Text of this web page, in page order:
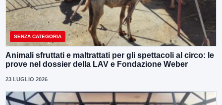
SENZA CATEGORIA
Animali sfruttati e maltrattati per gli spettacoli al circo: le
prove nel dossier della LAV e Fondazione Weber
23 LUGLIO 2026